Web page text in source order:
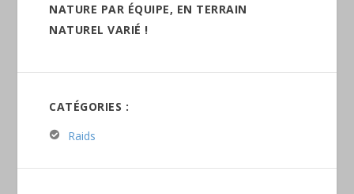
NATURE PAR ÉQUIPE, EN TERRAIN
NATUREL VARIÉ !
CATÉGORIES :
Raids